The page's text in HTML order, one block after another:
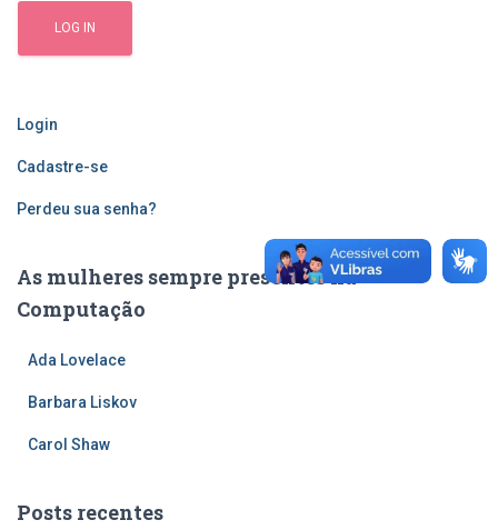
Login
Cadastre-se
Perdeu sua senha?
As mulheres sempre presentes na
Computação
Ada Lovelace
Barbara Liskov
Carol Shaw
Posts recentes